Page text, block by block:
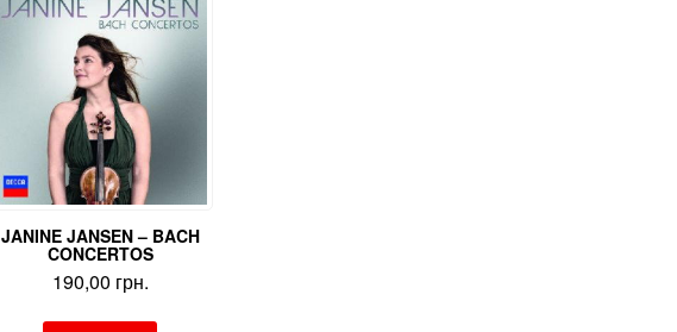
JANINE JANSEN – BACH
CONCERTOS
190,00 грн.